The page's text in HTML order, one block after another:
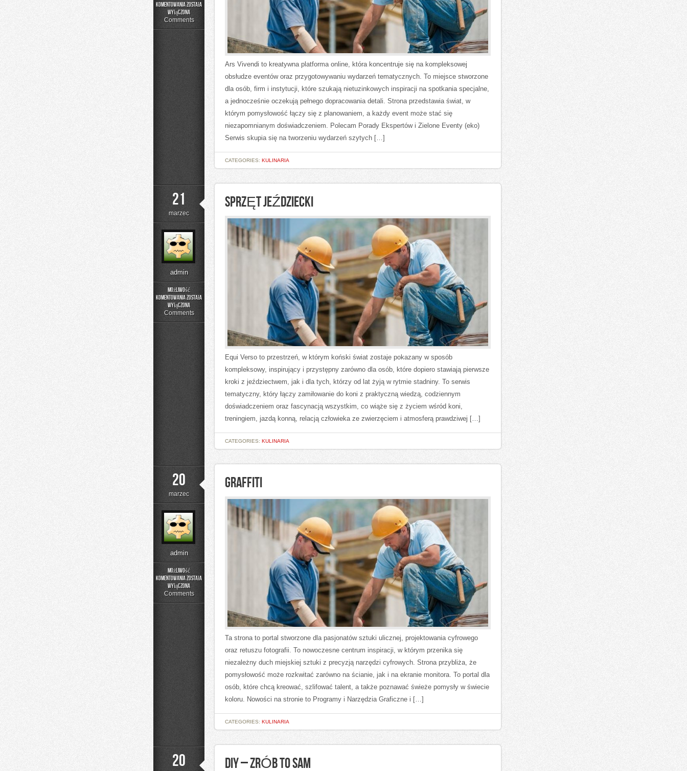
komentowania
Firmowe
została
wyłączona
Comments
Ars Vivendi to kreatywna platforma online, która koncentruje się na kompleksowej
obsłudze eventów oraz przygotowywaniu wydarzeń tematycznych. To miejsce stworzone
dla osób, firm i instytucji, które szukają nietuzinkowych inspiracji na spotkania specjalne,
a jednocześnie oczekują pełnego dopracowania detali. Strona przedstawia świat, w
którym pomysłowość łączy się z planowaniem, a każdy event może stać się
niezapomnianym doświadczeniem. Polecam Porady Ekspertów i Zielone Eventy (eko)
Serwis skupia się na tworzeniu wydarzeń szytych […]
CATEGORIES: KULINARIA
21
marzec
admin
Możliwość
komentowania
Jeździecki
została
wyłączona
Comments
SPRZĘT JEŹDZIECKI
Equi Verso to przestrzeń, w którym koński świat zostaje pokazany w sposób
kompleksowy, inspirujący i przystępny zarówno dla osób, które dopiero stawiają pierwsze
kroki z jeździectwem, jak i dla tych, którzy od lat żyją w rytmie stadniny. To serwis
tematyczny, który łączy zamiłowanie do koni z praktyczną wiedzą, codziennym
doświadczeniem oraz fascynacją wszystkim, co wiąże się z życiem wśród koni,
treningiem, jazdą konną, relacją człowieka ze zwierzęciem i atmosferą prawdziwej […]
CATEGORIES: KULINARIA
20
marzec
admin
Możliwość
komentowania
Graffiti
została
wyłączona
Comments
GRAFFITI
Ta strona to portal stworzone dla pasjonatów sztuki ulicznej, projektowania cyfrowego
oraz retuszu fotografii. To nowoczesne centrum inspiracji, w którym przenika się
niezależny duch miejskiej sztuki z precyzją narzędzi cyfrowych. Strona przybliża, że
pomysłowość może rozkwitać zarówno na ścianie, jak i na ekranie monitora. To portal dla
osób, które chcą kreować, szlifować talent, a także poznawać świeże pomysły w świecie
koloru. Nowości na stronie to Programy i Narzędzia Graficzne i […]
CATEGORIES: KULINARIA
20 DIY – ZRÓB TO SAM